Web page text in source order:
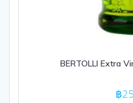
BERTOLLI Extra
฿